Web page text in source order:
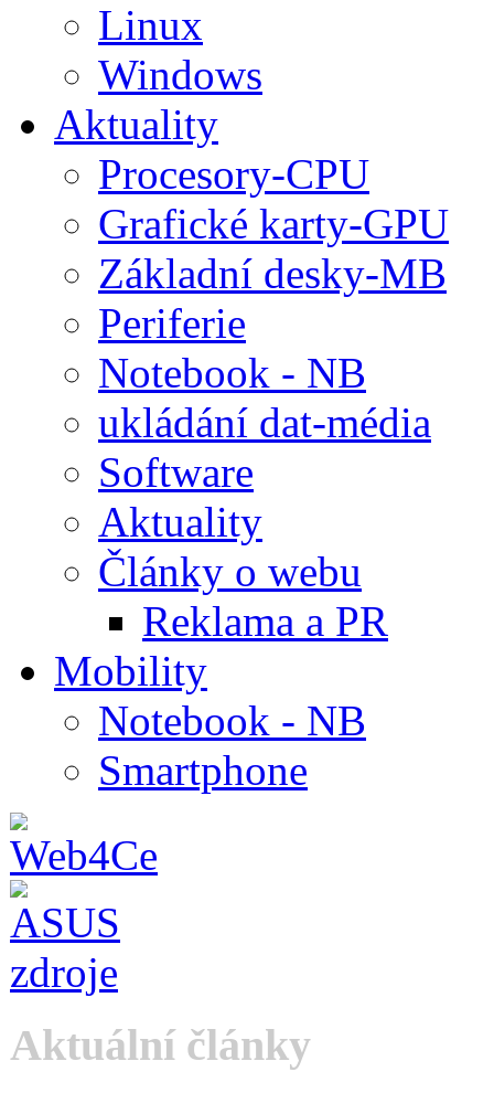
Linux
Windows
Aktuality
Procesory-CPU
Grafické karty-GPU
Základní desky-MB
Periferie
Notebook - NB
ukládání dat-média
Software
Aktuality
Články o webu
Reklama a PR
Mobility
Notebook - NB
Smartphone
Aktuální články